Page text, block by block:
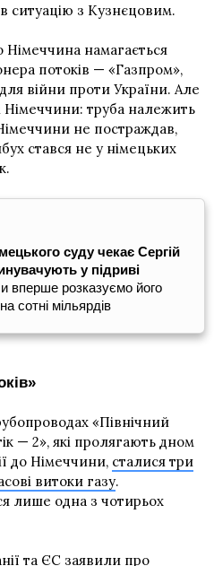
ситуацію з Кузнєцовим.
Німеччина намагається
потоків — «Газпром»,
війни проти України. Але
Німеччини: труба належить
не постраждав,
стався не у німецьких
суду чекає Сергій
у підриві
вперше розказуємо його
сотні мільярдів
«Північний
— 2», які пролягають дном
до Німеччини, сталися три
витоки газу.
лише одна з чотирьох
та ЄС заявили про